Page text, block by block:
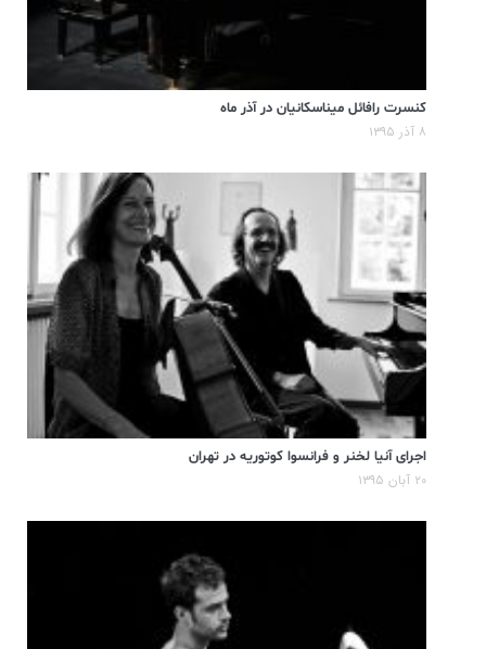
کنسرت رافائل میناسکانیان در آذر ماه
۸ آذر ۱۳۹۵
اجرای آنیا لخنر و فرانسوا کوتوریه در تهران
۲۰ آبان ۱۳۹۵